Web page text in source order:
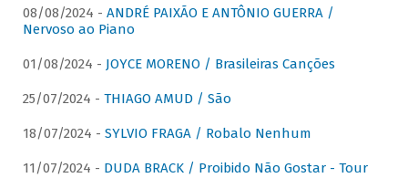
08/08/2024 - ANDRÉ PAIXÃO E ANTÔNIO GUERRA /
Nervoso ao Piano
01/08/2024 - JOYCE MORENO / Brasileiras Canções
25/07/2024 - THIAGO AMUD / São
18/07/2024 - SYLVIO FRAGA / Robalo Nenhum
11/07/2024 - DUDA BRACK / Proibido Não Gostar - Tour